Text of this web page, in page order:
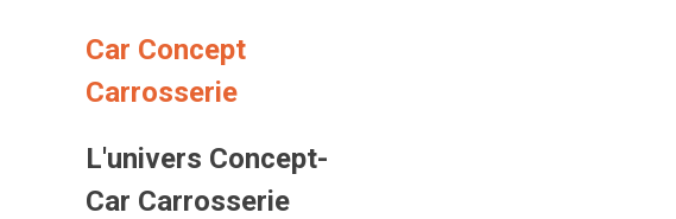
Car Concept
Carrosserie
L'univers Concept-
Car Carrosserie